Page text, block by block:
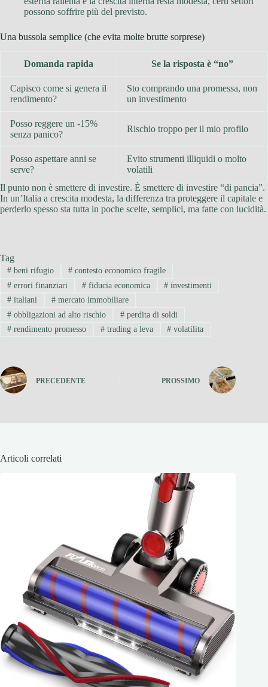
possono soffrire più del previsto.
Una bussola semplice (che evita molte brutte sorprese)
Domanda rapida Se la risposta è “no”
Capisco come si genera il
rendimento?
Sto comprando una promessa, non
un investimento
Posso reggere un -15%
senza panico?
Rischio troppo per il mio profilo
Posso aspettare anni se
serve?
Evito strumenti illiquidi o molto
volatili
Il punto non è smettere di investire. È smettere di investire “di pancia”.
In un’Italia a crescita modesta, la differenza tra proteggere il capitale e
perderlo spesso sta tutta in poche scelte, semplici, ma fatte con lucidità.
Tag
#beni rifugio #contesto economico fragile
#errori finanziari #fiducia economica # investimenti
#italiani #mercato immobiliare
#obbligazioni ad alto rischio #perdita di soldi
#rendimento promesso #trading a leva # volatilita
PRECEDENTE PROSSIMO
Articoli correlati